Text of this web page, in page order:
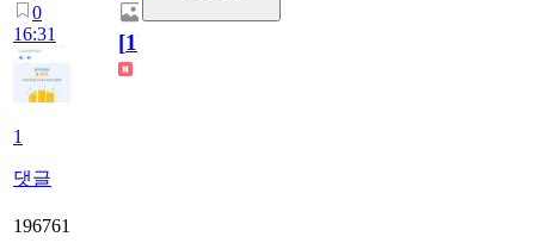
0
16:31
1
댓글
[1]
196761